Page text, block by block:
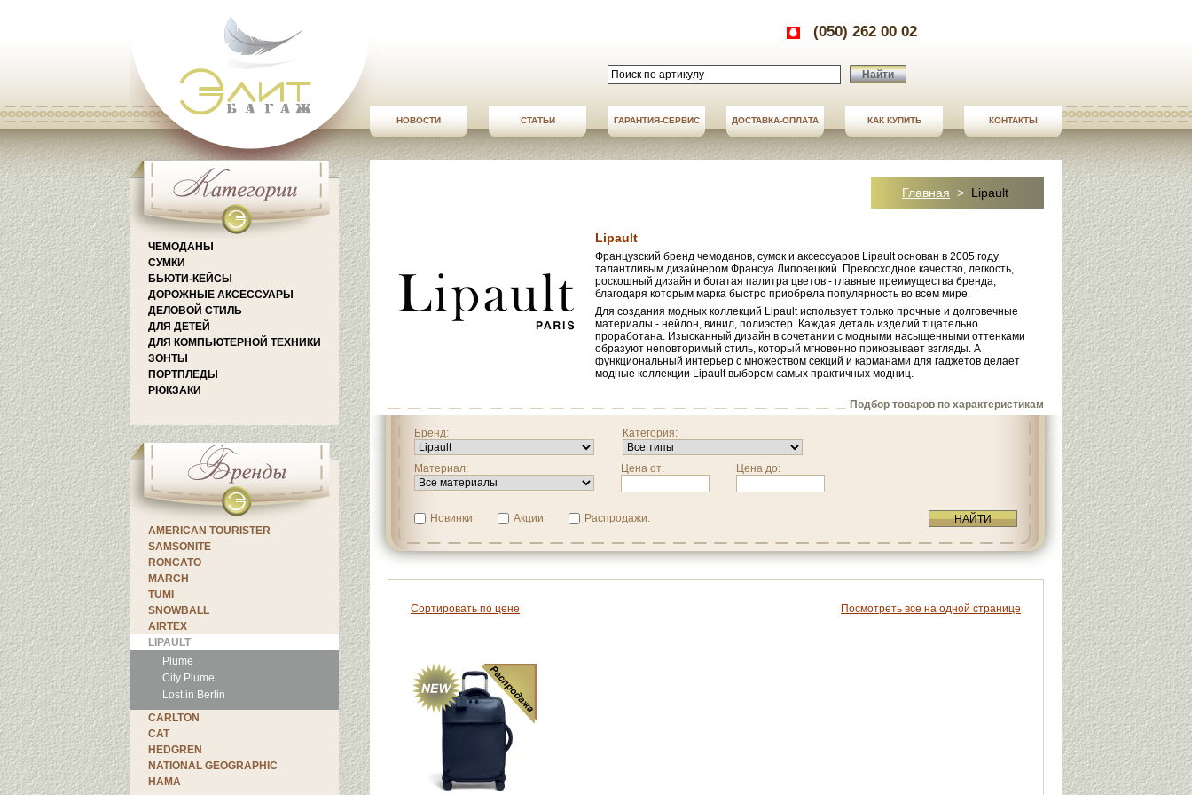
АКЦИИ НОВОСТИ ДОСТАВКА-ОПЛАТА СТАТЬИ КОНТАКТЫ
(050) 262 00 02
НОВОСТИ СТАТЬИ ГАРАНТИЯ-СЕРВИС ДОСТАВКА-ОПЛАТА КАК КУПИТЬ КОНТАКТЫ
Найти
ЧЕМОДАНЫ
СУМКИ
БЬЮТИ-КЕЙСЫ
ДОРОЖНЫЕ АКСЕССУАРЫ
ДЕЛОВОЙ СТИЛЬ
ДЛЯ ДЕТЕЙ
ДЛЯ КОМПЬЮТЕРНОЙ ТЕХНИКИ
ЗОНТЫ
ПОРТПЛЕДЫ
РЮКЗАКИ
AMERICAN TOURISTER
SAMSONITE
RONCATO
MARCH
TUMI
SNOWBALL
AIRTEX
LIPAULT
Plume
City Plume
Lost in Berlin
CARLTON
CAT
HEDGREN
NATIONAL GEOGRAPHIC
HAMA
Главная > Lipault
Lipault
Французский бренд чемоданов, сумок и аксессуаров Lipault основан в 2005 году
талантливым дизайнером Франсуа Липовецкий. Превосходное качество, легкость,
роскошный дизайн и богатая палитра цветов - главные преимущества бренда,
благодаря которым марка быстро приобрела популярность во всем мире.
Для создания модных коллекций Lipault использует только прочные и долговечные
материалы - нейлон, винил, полиэстер. Каждая деталь изделий тщательно
проработана. Изысканный дизайн в сочетании с модными насыщенными оттенками
образуют неповторимый стиль, который мгновенно приковывает взгляды. А
функциональный интерьер с множеством секций и карманами для гаджетов делает
модные коллекции Lipault выбором самых практичных модниц.
Подбор товаров по характеристикам
Бренд: Категория:
Материал: Цена от: Цена до:
Новинки: Акции: Распродажи: НАЙТИ
Посмотреть все на одной странице
Сортировать по цене